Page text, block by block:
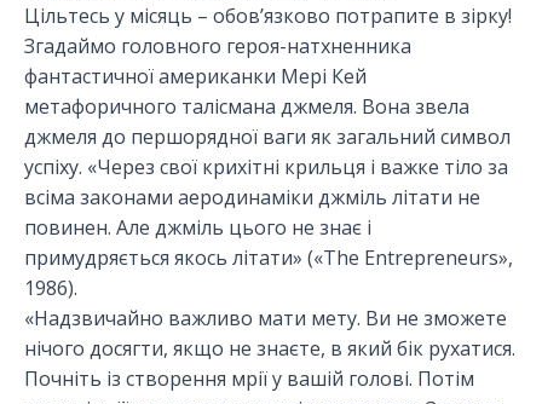
Цільтесь у місяць – обов’язково потрапите в зірку!
Згадаймо головного героя-натхненника
фантастичної американки Мері Кей
метафоричного талісмана джмеля. Вона звела
джмеля до першорядної ваги як загальний символ
успіху. «Через свої крихітні крильця і важке тіло за
всіма законами аеродинаміки джміль літати не
повинен. Але джміль цього не знає і
примудряється якось літати» («The Entrepreneurs»,
1986).
«Надзвичайно важливо мати мету. Ви не зможете
нічого досягти, якщо не знаєте, в який бік рухатися.
Почніть із створення мрії у вашій голові. Потім